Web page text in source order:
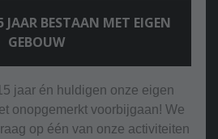
JAAR BESTAAN MET EIGEN
GEBOUW
jaar én huldigen onze eigen
onopgemerkt voorbijgaan! We
op één van onze activiteiten